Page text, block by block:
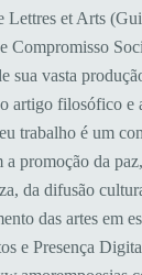
Lettres et Arts
Compromisso
sua vasta
artigo filosófico e
trabalho é um
a promoção da
da difusão
das artes em
e Presença